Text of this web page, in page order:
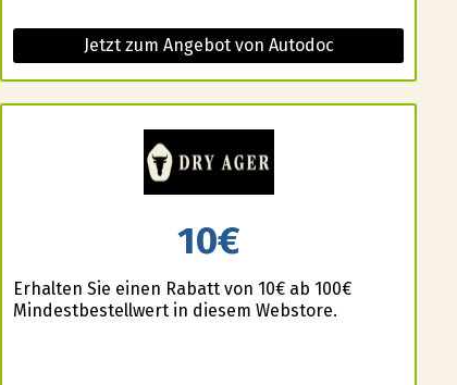
Jetzt zum Angebot von Autodoc
10€
Erhalten Sie einen Rabatt von 10€ ab 100€
Mindestbestellwert in diesem Webstore.